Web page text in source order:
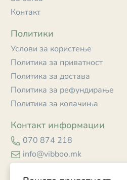
Контакт
Политики
Услови за користење
Политика за приватност
Политика за достава
Политика за рефундирање
Политика за колачиња
Контакт информации
070 874 218
info@vibboo.mk